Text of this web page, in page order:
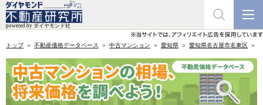
トップ 不動産価格データベース 中古マンション 愛知県 愛知県名古屋市名東区